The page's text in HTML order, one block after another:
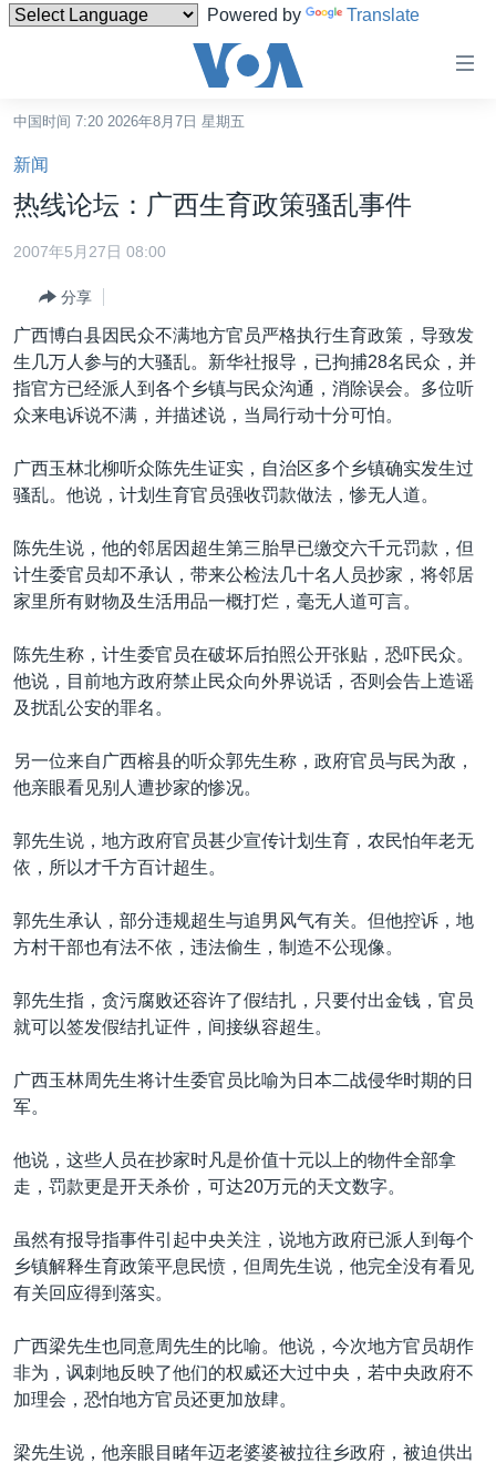
Powered by Translate
碍
链
接
跳
转
到
跳
到
检
索
中国
港澳
国际
最新国际新闻
印太
中东
欧洲
非洲
美洲
分类新闻
经济·金融·贸易
人权·法律·宗教
科教·文娱·体健
军事
劳工
美中关系
热点专题
白宫要闻
国会报道
美中关系
埃博拉疫情
美国之音专访
台海两岸关系
关注西藏
GEN Z 看美国
VOA视频
VOA今日焦点
中文广播
关注我们
其他语言网站
中国时间 7:20 2026年8月7日 星期五
新闻
热线论坛：广西生育政策骚乱事件
2007年5月27日 08:00
分享
广西博白县因民众不满地方官员严格执行生育政策，导致发
生几万人参与的大骚乱。新华社报导，已拘捕28名民众，并
指官方已经派人到各个乡镇与民众沟通，消除误会。多位听
众来电诉说不满，并描述说，当局行动十分可怕。
广西玉林北柳听众陈先生证实，自治区多个乡镇确实发生过
骚乱。他说，计划生育官员强收罚款做法，惨无人道。
陈先生说，他的邻居因超生第三胎早已缴交六千元罚款，但
计生委官员却不承认，带来公检法几十名人员抄家，将邻居
家里所有财物及生活用品一概打烂，毫无人道可言。
陈先生称，计生委官员在破坏后拍照公开张贴，恐吓民众。
他说，目前地方政府禁止民众向外界说话，否则会告上造谣
及扰乱公安的罪名。
另一位来自广西榕县的听众郭先生称，政府官员与民为敌，
他亲眼看见别人遭抄家的惨况。
郭先生说，地方政府官员甚少宣传计划生育，农民怕年老无
依，所以才千方百计超生。
郭先生承认，部分违规超生与追男风气有关。但他控诉，地
方村干部也有法不依，违法偷生，制造不公现像。
郭先生指，贪污腐败还容许了假结扎，只要付出金钱，官员
就可以签发假结扎证件，间接纵容超生。
广西玉林周先生将计生委官员比喻为日本二战侵华时期的日
军。
他说，这些人员在抄家时凡是价值十元以上的物件全部拿
走，罚款更是开天杀价，可达20万元的天文数字。
虽然有报导指事件引起中央关注，说地方政府已派人到每个
乡镇解释生育政策平息民愤，但周先生说，他完全没有看见
有关回应得到落实。
广西梁先生也同意周先生的比喻。他说，今次地方官员胡作
非为，讽刺地反映了他们的权威还大过中央，若中央政府不
加理会，恐怕地方官员还更加放肆。
梁先生说，他亲眼目睹年迈老婆婆被拉往乡政府，被迫供出